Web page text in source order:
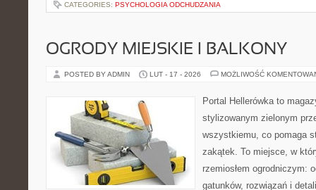
CATEGORIES: PSYCHOLOGIA ODCHUDZANIA
OGRODY MIEJSKIE I BALKONY
POSTED BY ADMIN LUT - 17 - 2026 MOŻLIWOŚĆ
Portal Hellerówka to
stylizowanym zielonym
wszystkiemu, co pomaga
zakątek. To miejsce, w
rzemiosłem ogrodniczym:
gatunków, rozwiązań i